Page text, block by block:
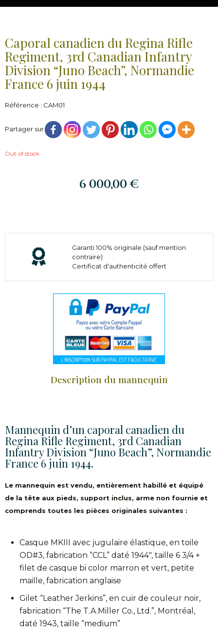
Caporal canadien du Regina Rifle
Regiment, 3rd Canadian Infantry
Division “Juno Beach”, Normandie
France 6 juin 1944
Référence : CAM01
Partager sur
Out of stock
6 000,00€
Garanti 100% originale (sauf mention
contraire)
Certificat d'authenticité offert
Description du mannequin
Mannequin d’un caporal canadien du
Regina Rifle Regiment, 3rd Canadian
Infantry Division “Juno Beach”, Normandie
France 6 juin 1944.
Le mannequin est vendu, entièrement habillé et équipé
de la tête aux pieds, support inclus, arme non fournie et
comprends toutes les pièces originales suivantes :
Casque MKIII avec jugulaire élastique, en toile
OD#3, fabrication “CCL” daté 1944″, taille 6 3/4 +
filet de casque bi color marron et vert, petite
maille, fabrication anglaise
Gilet “Leather Jerkins”, en cuir de couleur noir,
fabrication “The T.A.Miller Co., Ltd.”, Montréal,
daté 1943, taille “medium”